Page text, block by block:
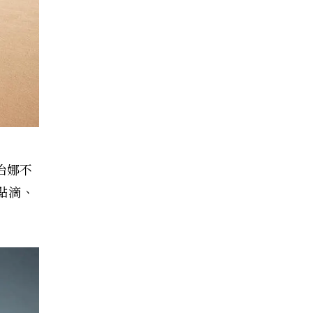
娜不
滴、